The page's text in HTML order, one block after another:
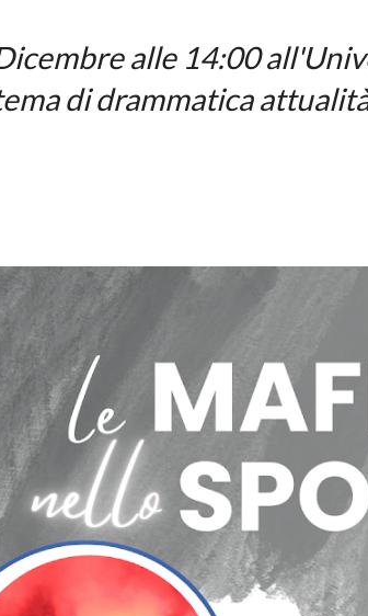
alle 14:00
di drammatica